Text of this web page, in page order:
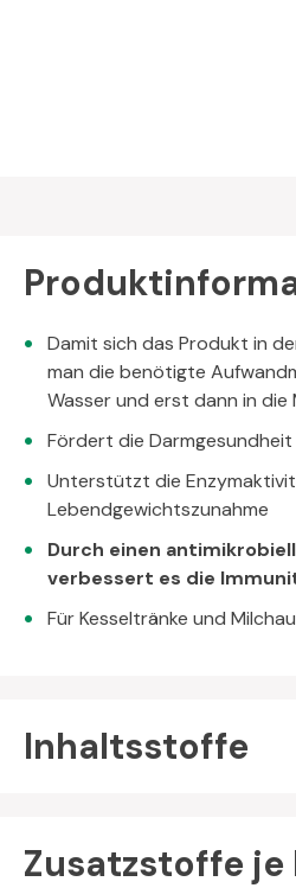
Damit sich das Produkt in
man die benötigte
Wasser und erst dann in die
Fördert die Darmgesundheit
Unterstützt die
Lebendgewichtszunahme
Durch einen
verbessert es die
Für Kesseltränke und
Inhaltsstoffe
Zusatzstoffe je